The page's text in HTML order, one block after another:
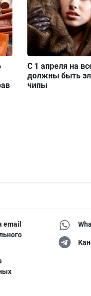
С 1 апреля на
должны быть
чипы
email